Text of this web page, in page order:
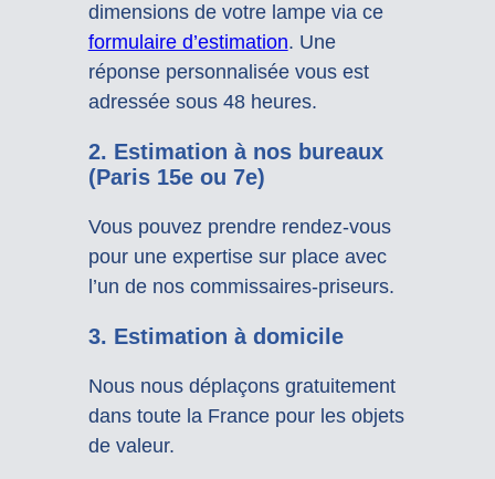
dimensions de votre lampe via ce
formulaire d’estimation. Une
réponse personnalisée vous est
adressée sous 48 heures.
2. Estimation à nos bureaux
(Paris 15e ou 7e)
Vous pouvez prendre rendez-vous
pour une expertise sur place avec
l’un de nos commissaires-priseurs.
3. Estimation à domicile
Nous nous déplaçons gratuitement
dans toute la France pour les objets
de valeur.